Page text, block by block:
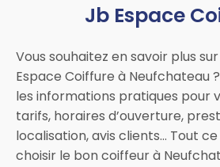
Jb Espace
Vous souhaitez en savoir plus
Espace Coiffure à Neufchateau
les informations pratiques pour
tarifs, horaires d’ouverture,
localisation, avis clients… Tout
choisir le bon coiffeur à